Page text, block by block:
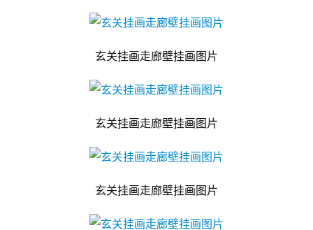
玄关挂画走廊壁挂画图片
玄关挂画走廊壁挂画图片
玄关挂画走廊壁挂画图片